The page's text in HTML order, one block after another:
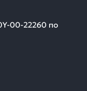
00-22260 по